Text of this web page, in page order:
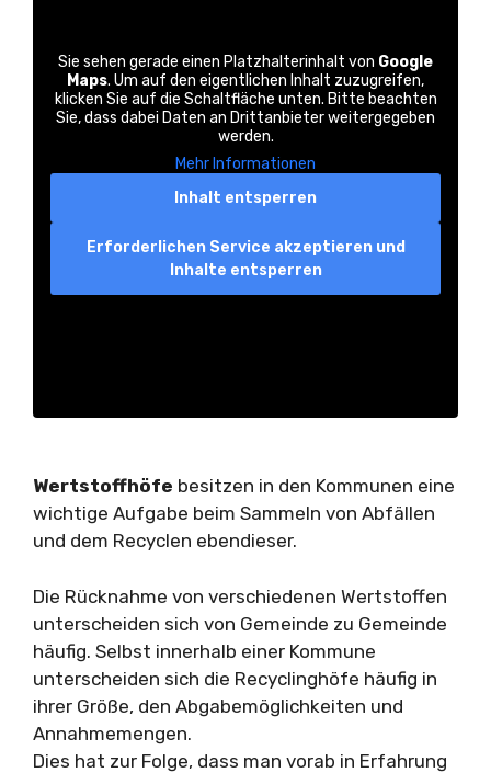
Sie sehen gerade einen Platzhalterinhalt von Google
Maps. Um auf den eigentlichen Inhalt zuzugreifen,
klicken Sie auf die Schaltfläche unten. Bitte beachten
Sie, dass dabei Daten an Drittanbieter weitergegeben
werden.
Mehr Informationen
Inhalt entsperren
Erforderlichen Service akzeptieren und
Inhalte entsperren
Wertstoffhöfe besitzen in den Kommunen eine
wichtige Aufgabe beim Sammeln von Abfällen
und dem Recyclen ebendieser.
Die Rücknahme von verschiedenen Wertstoffen
unterscheiden sich von Gemeinde zu Gemeinde
häufig. Selbst innerhalb einer Kommune
unterscheiden sich die Recyclinghöfe häufig in
ihrer Größe, den Abgabemöglichkeiten und
Annahmemengen.
Dies hat zur Folge, dass man vorab in Erfahrung